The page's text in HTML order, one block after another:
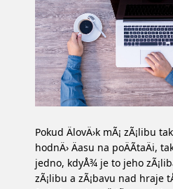
Pokud ÄlovÄ›k mÃ¡ zÃ¡libu
hodnÄ› Äasu na poÄÃ­taÄi,
jedno, kdyÅ¾ je to jeho
zÃ¡libu a zÃ¡bavu nad hraje